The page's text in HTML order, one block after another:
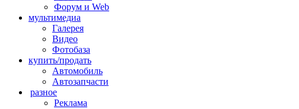
Форум и Web
мультимедиа
Галерея
Видео
Фотобаза
купить/продать
Автомобиль
Автозапчасти
разное
Реклама